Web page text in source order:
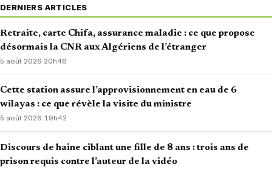
DERNIERS ARTICLES
Retraite, carte Chifa, assurance maladie : ce que propose
désormais la CNR aux Algériens de l’étranger
5 août 2026·20h46
Cette station assure l’approvisionnement en eau de 6
wilayas : ce que révèle la visite du ministre
5 août 2026·19h42
Discours de haine ciblant une fille de 8 ans : trois ans de
prison requis contre l’auteur de la vidéo